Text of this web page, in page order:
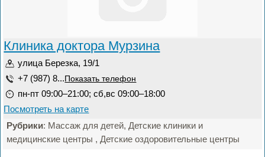
Клиника доктора Мурзина
улица Березка, 19/1
+7 (987) 8... Показать телефон
пн-пт 09:00–21:00; сб,вс 09:00–18:00
Посмотреть на карте
Рубрики: Массаж для детей, Детские клиники и
медицинские центры , Детские оздоровительные центры